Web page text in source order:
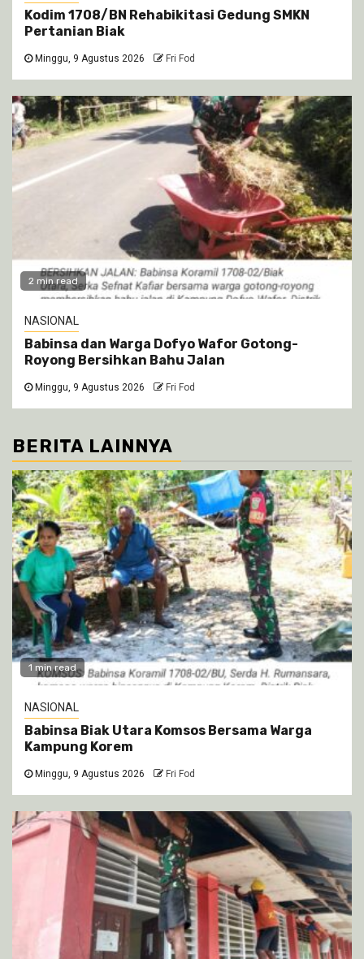
Kodim 1708/BN Rehabikitasi Gedung SMKN
Pertanian Biak
Minggu, 9 Agustus 2026 Fri Fod
2 min read
NASIONAL
Babinsa dan Warga Dofyo Wafor Gotong-
Royong Bersihkan Bahu Jalan
Minggu, 9 Agustus 2026 Fri Fod
BERITA LAINNYA
1 min read
NASIONAL
Babinsa Biak Utara Komsos Bersama Warga
Kampung Korem
Minggu, 9 Agustus 2026 Fri Fod